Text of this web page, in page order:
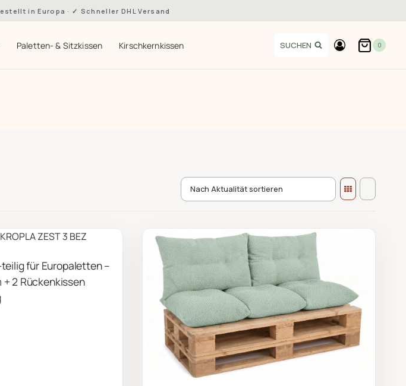
in Europa · Schneller DHL Versand
Paletten- & Sitzkissen Kirschkernkissen SUCHEN 0
für Europaletten –
2 Rückenkissen